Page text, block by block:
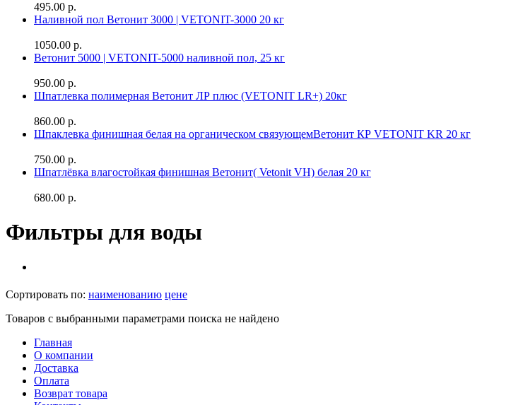
495.00 р.
Наливной пол Ветонит 3000 | VETONIT-3000 20 кг
1050.00 р.
Ветонит 5000 | VETONIT-5000 наливной пол, 25 кг
950.00 р.
Шпатлевка полимерная Ветонит ЛР плюс (VETONIT LR+) 20кг
860.00 р.
Шпаклевка финишная белая на органическом связующемВетонит КР VETONIT KR 20 кг
750.00 р.
Шпатлёвка влагостойкая финишная Ветонит( Vetonit VH) белая 20 кг
680.00 р.
Фильтры для воды
Сортировать по: наименованию цене
Товаров с выбранными параметрами поиска не найдено
Главная
О компании
Доставка
Оплата
Возврат товара